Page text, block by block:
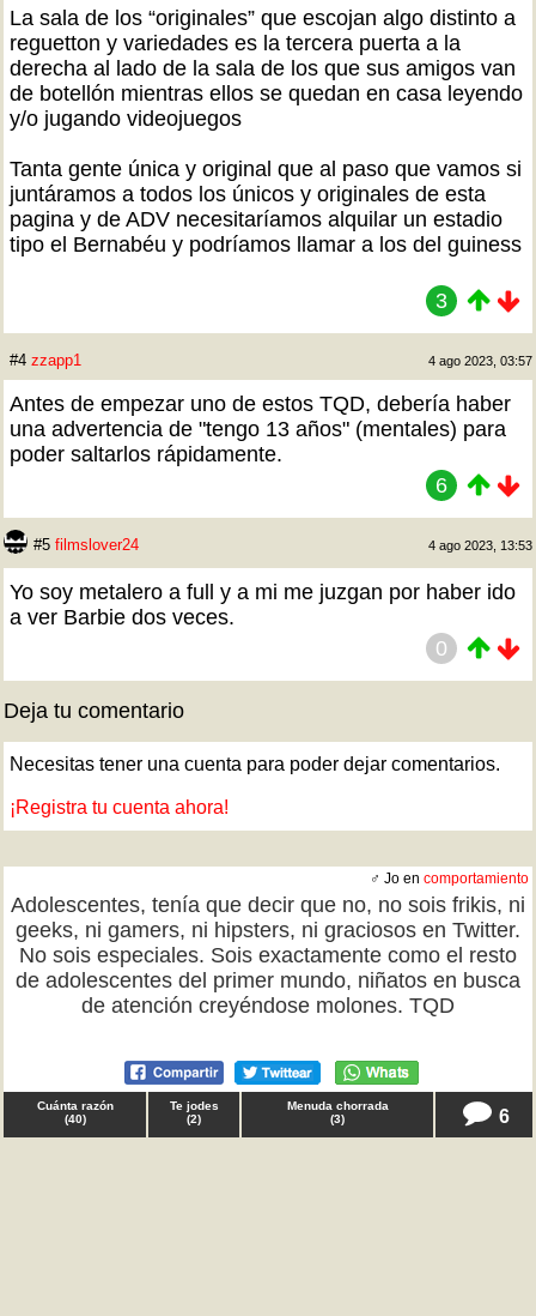
La sala de los “originales” que escojan algo distinto a
reguetton y variedades es la tercera puerta a la
derecha al lado de la sala de los que sus amigos van
de botellón mientras ellos se quedan en casa leyendo
y/o jugando videojuegos
Tanta gente única y original que al paso que vamos si
juntáramos a todos los únicos y originales de esta
pagina y de ADV necesitaríamos alquilar un estadio
tipo el Bernabéu y podríamos llamar a los del guiness
3
#4 zzapp1 4 ago 2023, 03:57
Antes de empezar uno de estos TQD, debería haber
una advertencia de "tengo 13 años" (mentales) para
poder saltarlos rápidamente.
6
#5 filmslover24 4 ago 2023, 13:53
Yo soy metalero a full y a mi me juzgan por haber ido
a ver Barbie dos veces.
0
Deja tu comentario
Necesitas tener una cuenta para poder dejar comentarios.
¡Registra tu cuenta ahora!
♂ Jo en comportamiento
Adolescentes, tenía que decir que no, no sois frikis, ni
geeks, ni gamers, ni hipsters, ni graciosos en Twitter.
No sois especiales. Sois exactamente como el resto
de adolescentes del primer mundo, niñatos en busca
de atención creyéndose molones. TQD
Cuánta razón
(40)
Te jodes
(2)
Menuda chorrada
(3) 6